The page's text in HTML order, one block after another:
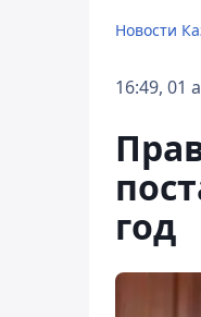
Новости
16:49, 01
год